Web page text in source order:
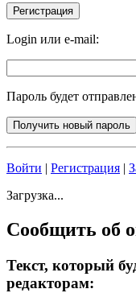
Login или e-mail:
Пароль будет
Войти | Регистрация |
Загрузка...
Сообщить об
Текст, который
редакторам: